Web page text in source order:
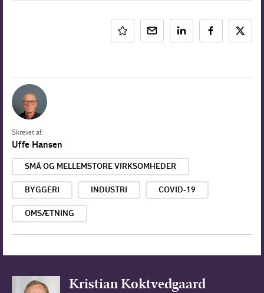
Skrevet af:
Uffe Hansen
SMÅ OG MELLEMSTORE VIRKSOMHEDER
BYGGERI INDUSTRI COVID-19
OMSÆTNING
Kristian Koktvedgaard